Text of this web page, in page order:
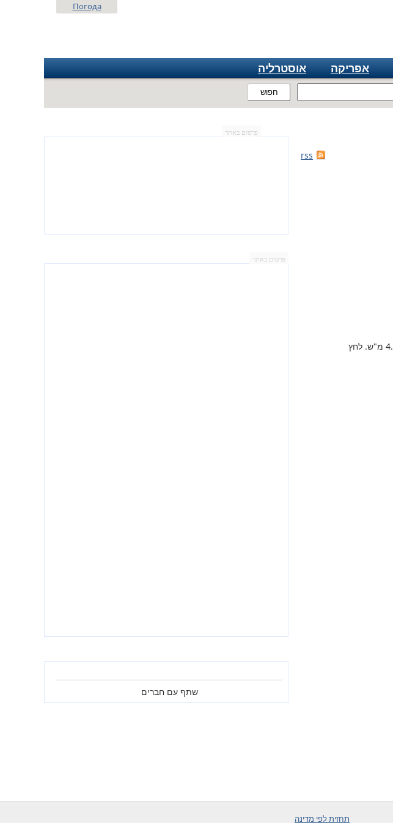
חפוש
Погода
אפריקה אוסטרליה
rss
מחר ברוב חלקי הארץ טמפרטורה ללא שינוי, מעונן חלקית, רוח זעיר - 4.0 מ"ש. לחץ
פרסום באתר
פרסום באתר
שתף עם חברים
תחזית לפי מדינה